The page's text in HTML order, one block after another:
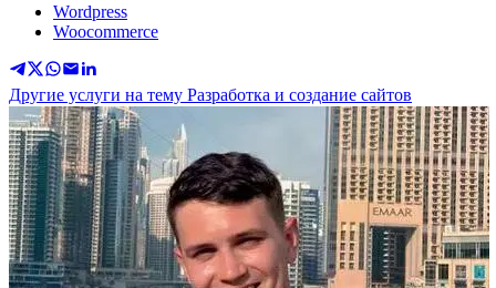
Wordpress
Woocommerce
Другие услуги на тему Разработка и создание сайтов